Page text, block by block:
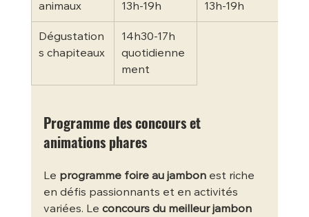
animaux
13h-19h
13h-19h
Dégustation
s chapiteaux
14h30-17h
quotidienne
ment
Programme des concours et
animations phares
Le programme foire au jambon est riche
en défis passionnants et en activités
variées. Le concours du meilleur jambon